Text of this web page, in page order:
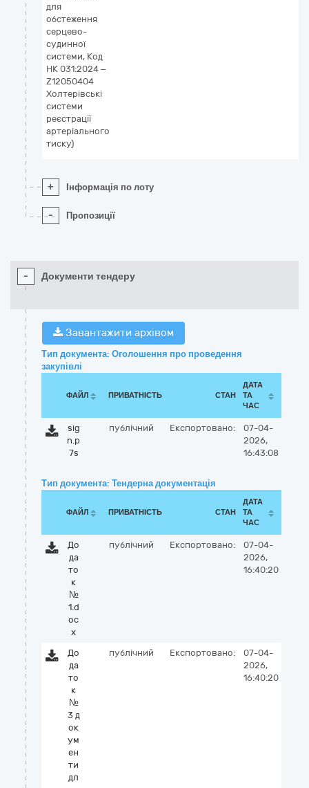
для
обстеження
серцево-
судинної
системи, Код
НК 031:2024 –
Z12050404
Холтерівські
системи
реєстрації
артеріального
тиску)
+ Інформація по лоту
- Пропозиції
- Документи тендеру
Завантажити архівом
Тип документа: Оголошення про проведення
закупівлі
ФАЙЛ ПРИВАТНІСТЬ СТАН
ДАТА
ТА
ЧАС
sig
n.p
7s
публічний Експортовано:
07-04-
2026,
16:43:08
Тип документа: Тендерна документація
ФАЙЛ ПРИВАТНІСТЬ СТАН
ДАТА
ТА
ЧАС
До
да
то
к
№
1.d
oc
x
публічний Експортовано:
07-04-
2026,
16:40:20
До
да
то
к
№
3 д
ок
ум
ен
ти
дл
публічний Експортовано:
07-04-
2026,
16:40:20